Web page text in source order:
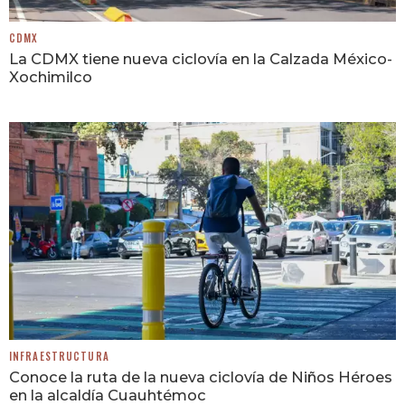
CDMX
La CDMX tiene nueva ciclovía en la Calzada México-
Xochimilco
INFRAESTRUCTURA
Conoce la ruta de la nueva ciclovía de Niños Héroes
en la alcaldía Cuauhtémoc